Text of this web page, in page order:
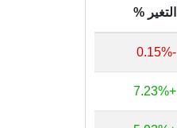
التغير %
-0.15%
+7.23%